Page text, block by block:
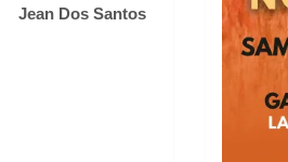
Jean Dos Santos